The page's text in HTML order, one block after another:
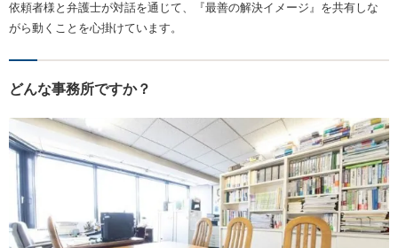
依頼者様と弁護士が対話を通じて、『最善の解決イメージ』を共有しな
がら動くことを心掛けています。
どんな事務所ですか？